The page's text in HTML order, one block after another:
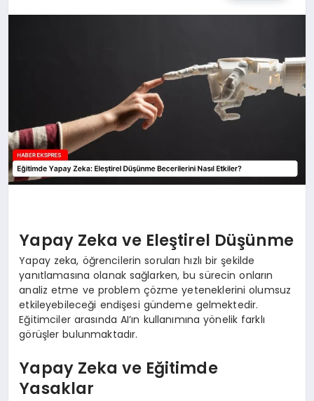
Yapay Zeka ve Eleştirel Düşünme
Yapay zeka, öğrencilerin soruları hızlı bir şekilde
yanıtlamasına olanak sağlarken, bu sürecin onların
analiz etme ve problem çözme yeteneklerini olumsuz
etkileyebileceği endişesi gündeme gelmektedir.
Eğitimciler arasında AI’ın kullanımına yönelik farklı
görüşler bulunmaktadır.
Yapay Zeka ve Eğitimde
Yasaklar